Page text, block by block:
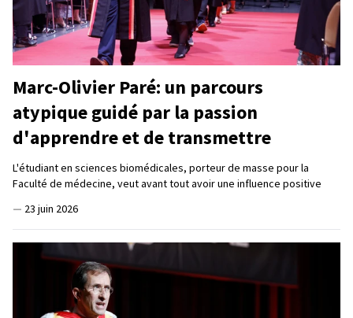
Marc-Olivier Paré: un parcours
atypique guidé par la passion
d'apprendre et de transmettre
L'étudiant en sciences biomédicales, porteur de masse pour la
Faculté de médecine, veut avant tout avoir une influence positive
— 23 juin 2026